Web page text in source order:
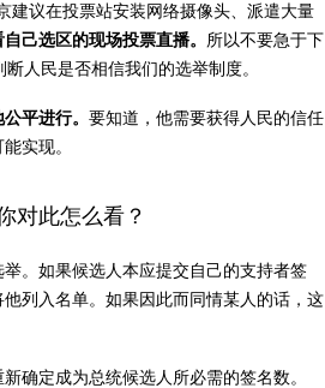
建议在投票站安装网络摄像头、派遣大量
己选区的现场投票直播。 所以不要急于下
人民是否相信我们的选举制度。
平进行。 要知道，他需要获得人民的信任
实现。
对此怎么看？
。如果候选人本应提交自己的支持者签
列入名单。如果因此而同情某人的话，这
确定成为总统候选人所必需的签名数。